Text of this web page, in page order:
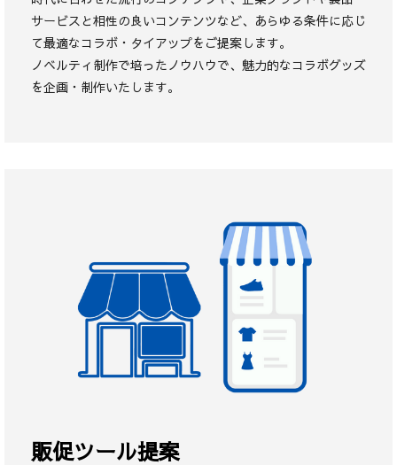
サービスと相性の良いコンテンツなど、あらゆる条件に応じ
て最適なコラボ・タイアップをご提案します。
ノベルティ制作で培ったノウハウで、魅力的なコラボグッズ
を企画・制作いたします。
販促ツール提案